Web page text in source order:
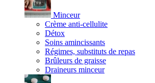
Minceur
Crème anti-cellulite
Détox
Soins amincissants
Régimes, substituts de repas
Brûleurs de graisse
Draineurs minceur